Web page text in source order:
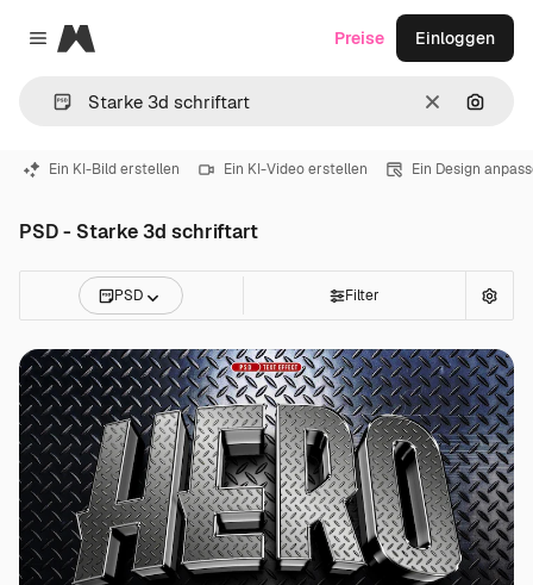
Close menu
Magnific
LöschenNach
Preise Einloggen
Ein KI-Bild erstellen Ein KI-Video erstellen Ein Design
PSD - Starke 3d schriftart
PSD Filter